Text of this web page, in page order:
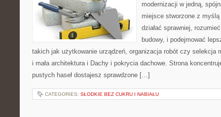
modernizacji w jedną,
miejsce stworzone z
działać sprawniej,
budowy, i podejmować
takich jak użytkowanie urządzeń, organizacja robót czy selekcja
i mała architektura i Dachy i pokrycia dachowe. Strona
pustych haseł dostajesz sprawdzone […]
CATEGORIES: SŁODKIE BEZ CUKRU I NABIAŁU